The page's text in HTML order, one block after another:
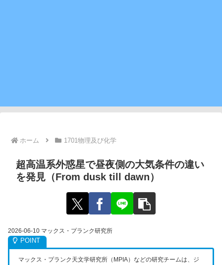
ホーム 1701物理及び化学
超高温系外惑星で昼夜側の大気条件の違い
を発見（From dusk till dawn）
2026-06-10 マックス・プランク研究所
マックス・プランク天文学研究所（MPIA）などの研究チームは、ジ